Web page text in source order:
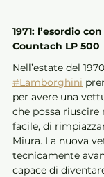
1971: l’esordio
Countach LP 500
Nell’estate del
#Lamborghini
per avere una
che possa riuscire
facile, di
Miura. La nuova
tecnicamente
capace di